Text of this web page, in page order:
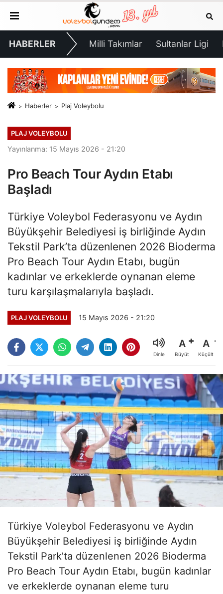
HABERLER Milli Takımlar Sultanlar Ligi
Haberler Plaj Voleybolu
PLAJ VOLEYBOLU
Yayınlanma: 15 Mayıs 2026 - 21:20
Pro Beach Tour Aydın Etabı
Başladı
Türkiye Voleybol Federasyonu ve Aydın
Büyükşehir Belediyesi iş birliğinde Aydın
Tekstil Park’ta düzenlenen 2026 Bioderma
Pro Beach Tour Aydın Etabı, bugün
kadınlar ve erkeklerde oynanan eleme
turu karşılaşmalarıyla başladı.
PLAJ VOLEYBOLU 15 Mayıs 2026 - 21:20
Dinle
A
Büyüt
A
Küçült
Türkiye Voleybol Federasyonu ve Aydın
Büyükşehir Belediyesi iş birliğinde Aydın
Tekstil Park’ta düzenlenen 2026 Bioderma
Pro Beach Tour Aydın Etabı, bugün kadınlar
ve erkeklerde oynanan eleme turu